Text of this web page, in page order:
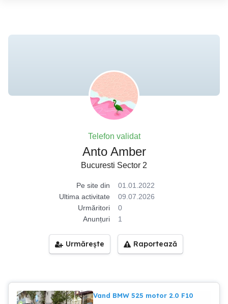
Telefon validat
Anto Amber
Bucuresti Sector 2
Pe site din
01.01.2022
Ultima activitate
09.07.2026
Urmăritori
0
Anunțuri
1
Urmărește Raportează
Vand BMW 525 motor 2.0 F10